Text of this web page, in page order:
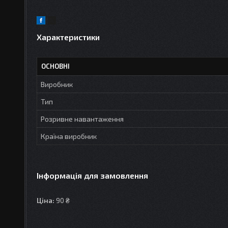
Характеристики
ОСНОВНІ
Виробник
Тип
Розривне навантаження
Країна виробник
Інформація для замовлення
Ціна: 90 ₴